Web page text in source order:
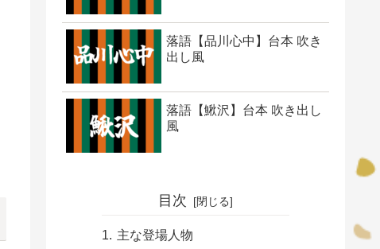
落語【品川心中】台本 吹き
出し風
落語【鰍沢】台本 吹き出し
風
目次
主な登場人物